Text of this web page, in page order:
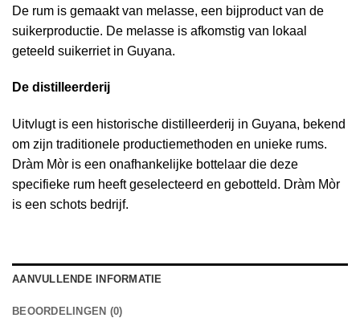
De rum is gemaakt van melasse, een bijproduct van de
suikerproductie. De melasse is afkomstig van lokaal
geteeld suikerriet in Guyana.
De distilleerderij
Uitvlugt is een historische distilleerderij in Guyana, bekend
om zijn traditionele productiemethoden en unieke rums.
Dràm Mòr is een onafhankelijke bottelaar die deze
specifieke rum heeft geselecteerd en gebotteld. Dràm Mòr
is een schots bedrijf.
AANVULLENDE INFORMATIE
BEOORDELINGEN (0)